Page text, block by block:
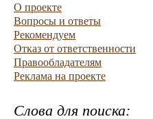
О проекте
Вопросы и ответы
Рекомендуем
Отказ от ответственности
Правообладателям
Реклама на проекте
Слова для поиска: